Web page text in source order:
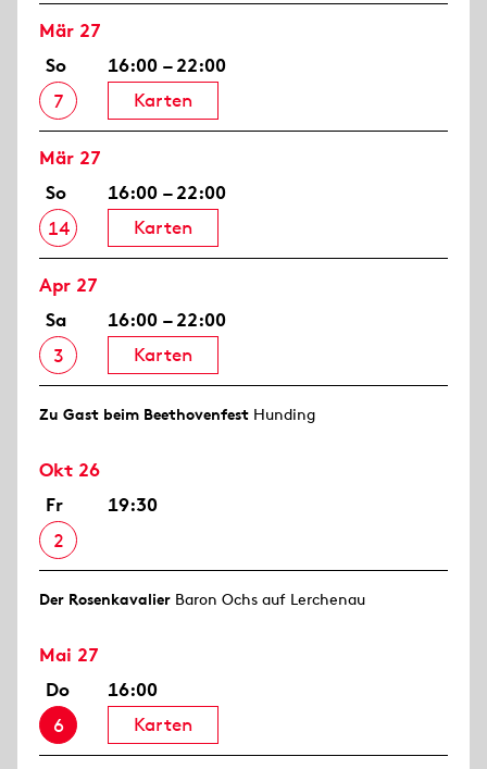
Mär 27
So
7
16:00 – 22:00
Karten
Mär 27
So
14
16:00 – 22:00
Karten
Apr 27
Sa
3
16:00 – 22:00
Karten
Zu Gast beim Beethovenfest Hunding
Okt 26
Fr
2
19:30
Der Rosen­kavalier Baron Ochs auf Lerchenau
Mai 27
Do
6
16:00
Karten